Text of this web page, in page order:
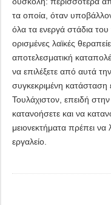
τα οποία, όταν
όλα τα ενεργά στάδια
ορισμένες λαϊκές
αποτελεσματική
να επιλέξετε από αυτά
συγκεκριμένη κατάσταση
Τουλάχιστον, επειδή
κατανοήσετε και να
μειονεκτήματα πρέπει
εργαλείο.